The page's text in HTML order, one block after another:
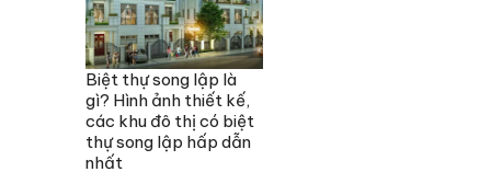
Biệt thự song lập là
gì? Hình ảnh thiết kế,
các khu đô thị có biệt
thự song lập hấp dẫn
nhất